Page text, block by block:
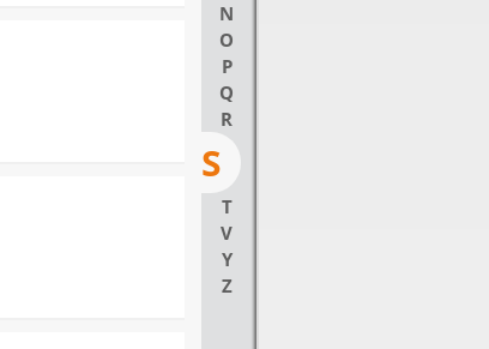
N
O
P
Q
R
S
T
V
Y
Z